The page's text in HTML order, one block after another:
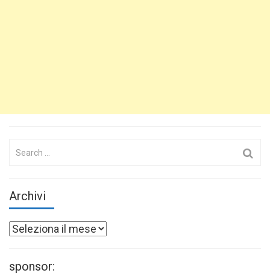
Search
Archivi
Archivi
sponsor: